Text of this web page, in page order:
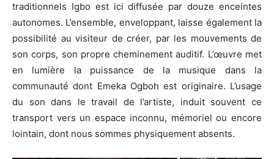
traditionnels Igbo est ici diffusée par douze enceintes
autonomes. L’ensemble, enveloppant, laisse également la
possibilité au visiteur de créer, par les mouvements de
son corps, son propre cheminement auditif. L’œuvre met
en lumière la puissance de la musique dans la
communauté dont Emeka Ogboh est originaire. L’usage
du son dans le travail de l’artiste, induit souvent ce
transport vers un espace inconnu, mémoriel ou encore
lointain, dont nous sommes physiquement absents.